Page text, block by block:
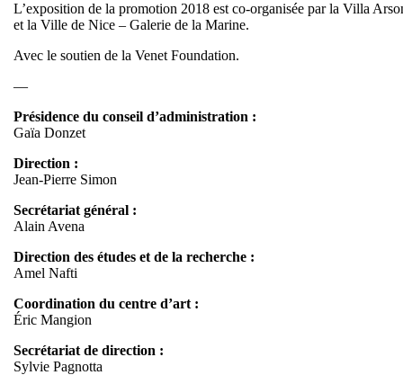
L’exposition de la promotion 2018 est co-organisée par la Villa
et la Ville de Nice – Galerie de la Marine.
Avec le soutien de la Venet Foundation.
—
Présidence du conseil d’administration :
Gaïa Donzet
Direction :
Jean-Pierre Simon
Secrétariat général :
Alain Avena
Direction des études et de la recherche :
Amel Nafti
Coordination du centre d’art :
Éric Mangion
Secrétariat de direction :
Sylvie Pagnotta